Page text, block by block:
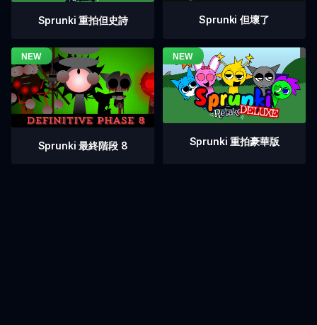
Sprunki 重拍但史詩 Sprunki 但壞了
Sprunki 最終階段 8 Sprunki 重拍豪華版